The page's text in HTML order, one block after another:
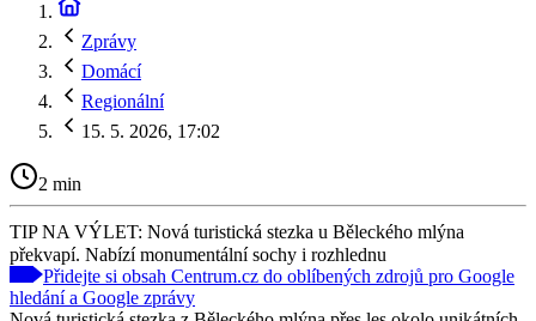
Zprávy
Domácí
Regionální
15. 5. 2026, 17:02
2 min
TIP NA VÝLET: Nová turistická stezka u Běleckého mlýna
překvapí. Nabízí monumentální sochy i rozhlednu
Přidejte si obsah Centrum.cz do oblíbených zdrojů pro Google
hledání a Google zprávy